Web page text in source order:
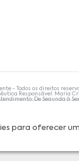
para oferecer
- Todos os direitos
Responsável: Maria
De Segunda à
e, de forma
o tratamento
de dados, para que
efetuados estão